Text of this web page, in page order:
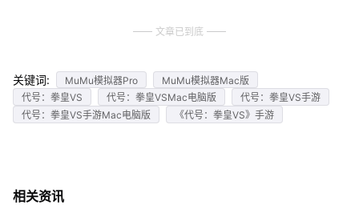
文章已到底
关键词: MuMu模拟器Pro
MuMu模拟器Mac版
代号：拳皇VS
代号：拳皇VSMac电脑版
代号：拳皇VS手游
代号：拳皇VS手游Mac电脑版
《代号：拳皇VS》手游
相关资讯